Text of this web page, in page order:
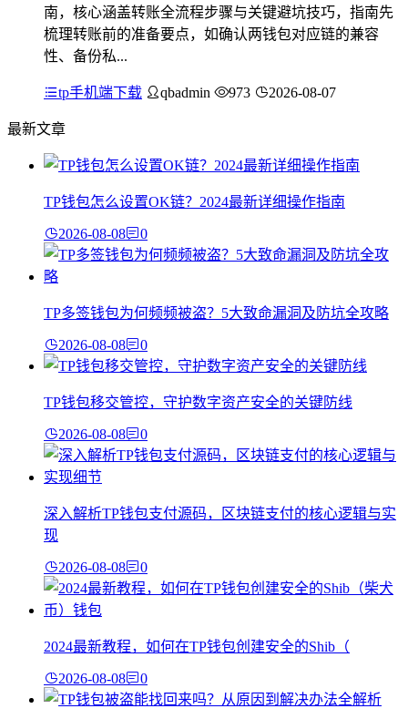
南，核心涵盖转账全流程步骤与关键避坑技巧，指南先
梳理转账前的准备要点，如确认两钱包对应链的兼容
性、备份私...
tp手机端下载 qbadmin 973 2026-08-07
最新文章
TP钱包怎么设置OK链？2024最新详细操作指南
2026-08-08 0
TP多签钱包为何频频被盗？5大致命漏洞及防坑全攻略
2026-08-08 0
TP钱包移交管控，守护数字资产安全的关键防线
2026-08-08 0
深入解析TP钱包支付源码，区块链支付的核心逻辑与实
现
2026-08-08 0
2024最新教程，如何在TP钱包创建安全的Shib（
2026-08-08 0